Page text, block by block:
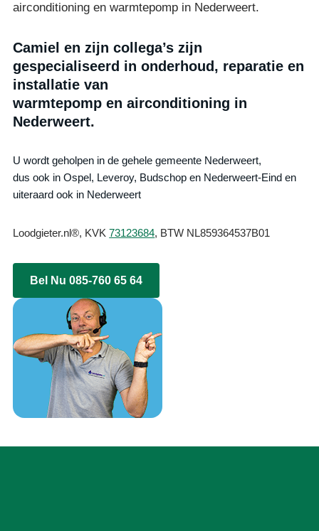
airconditioning en warmtepomp in Nederweert.
Camiel en zijn collega’s zijn
gespecialiseerd in onderhoud, reparatie en
installatie van
warmtepomp en airconditioning in
Nederweert.
U wordt geholpen in de gehele gemeente Nederweert,
dus ook in Ospel, Leveroy, Budschop en Nederweert-Eind en
uiteraard ook in Nederweert
Loodgieter.nl®, KVK73123684, BTW NL859364537B01
Bel Nu 085-760 65 64